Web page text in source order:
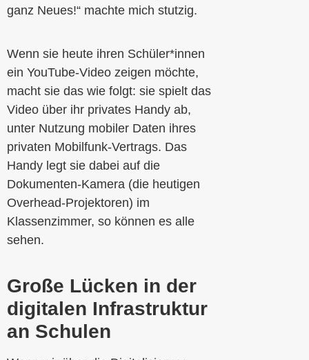
ganz Neues!“ machte mich stutzig.
Wenn sie heute ihren Schüler*innen
ein YouTube-Video zeigen möchte,
macht sie das wie folgt: sie spielt das
Video über ihr privates Handy ab,
unter Nutzung mobiler Daten ihres
privaten Mobilfunk-Vertrags. Das
Handy legt sie dabei auf die
Dokumenten-Kamera (die heutigen
Overhead-Projektoren) im
Klassenzimmer, so können es alle
sehen.
Große Lücken in der
digitalen Infrastruktur
an Schulen